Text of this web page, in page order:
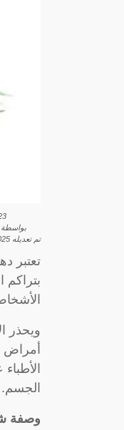
تم تعديله
تعتبر
ويحذر
أمراض
الجسم.
وصفة